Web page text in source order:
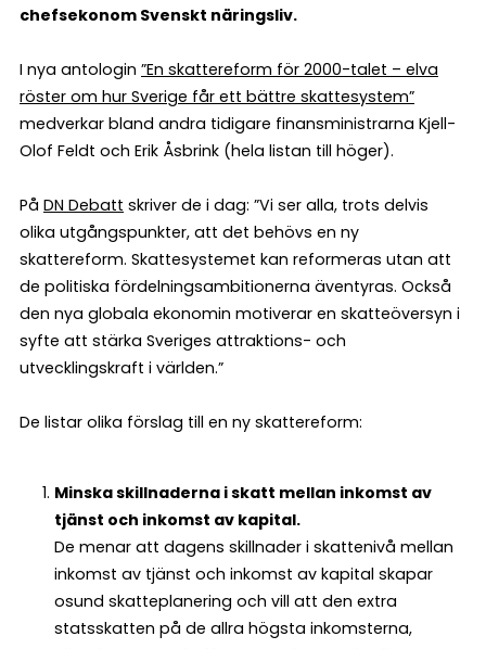
chefsekonom Svenskt näringsliv.
I nya antologin ”En skattereform för 2000-talet – elva
röster om hur Sverige får ett bättre skattesystem”
medverkar bland andra tidigare finansministrarna Kjell-
Olof Feldt och Erik Åsbrink (hela listan till höger).
På DN Debatt skriver de i dag: ”Vi ser alla, trots delvis
olika utgångspunkter, att det behövs en ny
skattereform. Skattesystemet kan reformeras utan att
de politiska fördelningsambitionerna äventyras. Också
den nya globala ekonomin motiverar en skatteöversyn i
syfte att stärka Sveriges attraktions- och
utvecklingskraft i världen.”
De listar olika förslag till en ny skattereform:
Minska skillnaderna i skatt mellan inkomst av
tjänst och inkomst av kapital.
De menar att dagens skillnader i skattenivå mellan
inkomst av tjänst och inkomst av kapital skapar
osund skatteplanering och vill att den extra
statsskatten på de allra högsta inkomsterna,